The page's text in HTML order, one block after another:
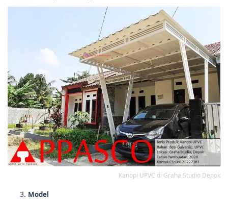
Kanopi UPVC di Graha Studio Depok
Model